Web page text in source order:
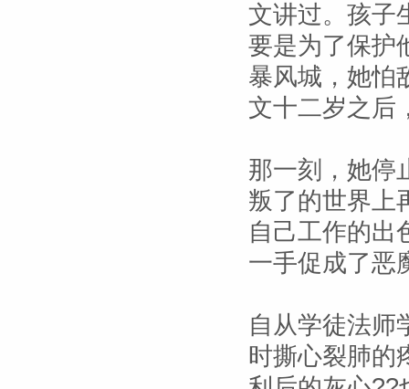
文讲过。孩子
要是为了保护
暴风城，她怕
文十二岁之后
那一刻，她停
叛了的世界上
自己工作的出
一手促成了恶
自从学徒法师
时撕心裂肺的